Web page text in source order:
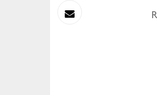
sur
Envoyer